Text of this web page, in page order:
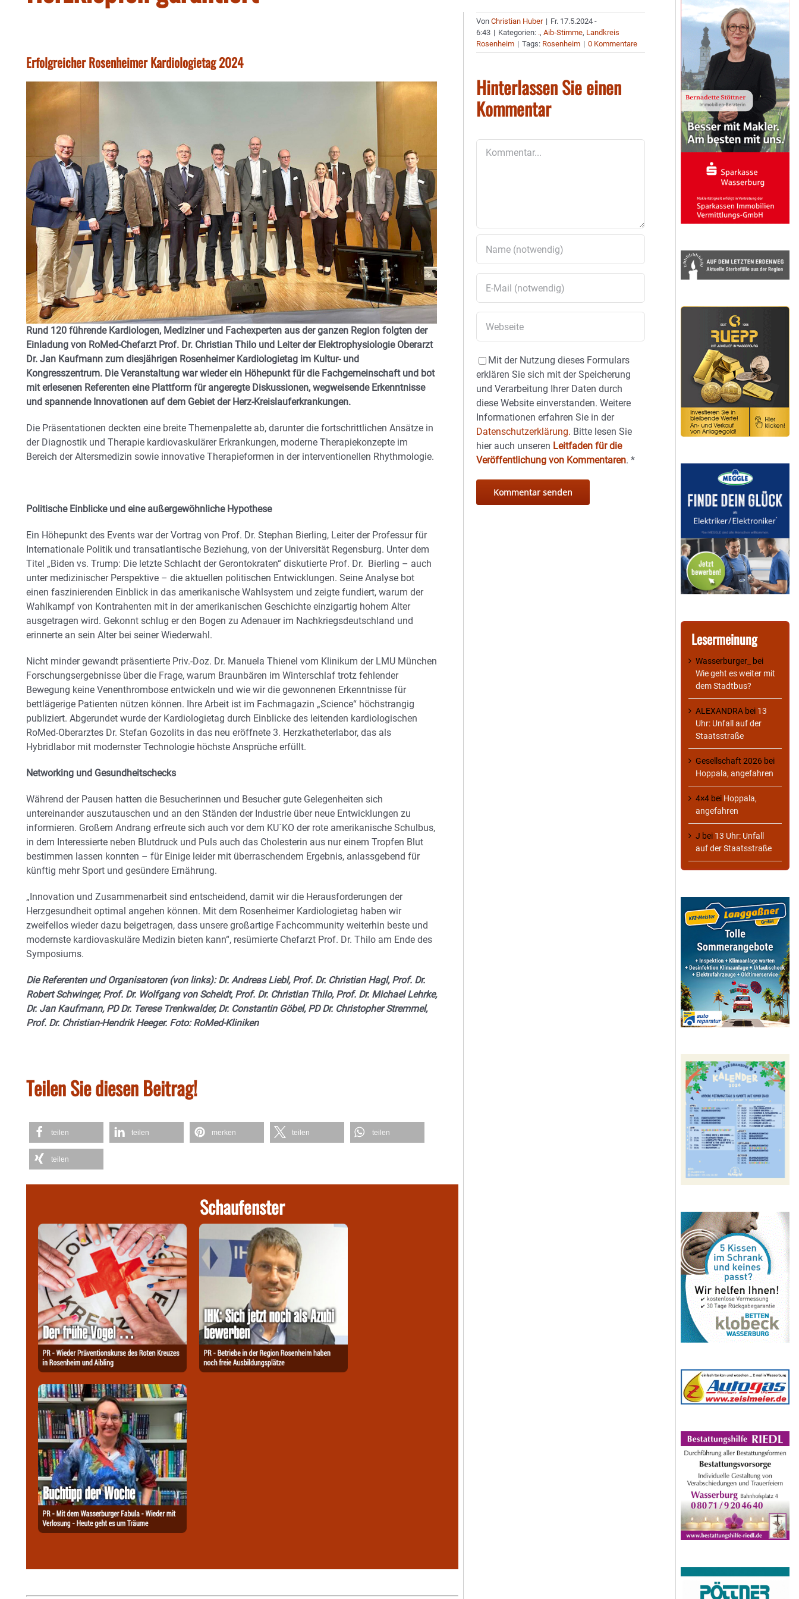
Erfolgreicher Rosenheimer Kardiologietag 2024
Rund 120 führende Kardiologen, Mediziner und Fachexperten aus der ganzen Region folgten der
Einladung von RoMed-Chefarzt Prof. Dr. Christian Thilo und Leiter der Elektrophysiologie Oberarzt
Dr. Jan Kaufmann zum diesjährigen Rosenheimer Kardiologietag im Kultur- und
Kongresszentrum. Die Veranstaltung war wieder ein Höhepunkt für die Fachgemeinschaft und bot
mit erlesenen Referenten eine Plattform für angeregte Diskussionen, wegweisende Erkenntnisse
und spannende Innovationen auf dem Gebiet der Herz-Kreislauferkrankungen.
Die Präsentationen deckten eine breite Themenpalette ab, darunter die fortschrittlichen Ansätze in
der Diagnostik und Therapie kardiovaskulärer Erkrankungen, moderne Therapiekonzepte im
Bereich der Altersmedizin sowie innovative Therapieformen in der interventionellen Rhythmologie.
Politische Einblicke und eine außergewöhnliche Hypothese
Ein Höhepunkt des Events war der Vortrag von Prof. Dr. Stephan Bierling, Leiter der Professur für
Internationale Politik und transatlantische Beziehung, von der Universität Regensburg. Unter dem
Titel „Biden vs. Trump: Die letzte Schlacht der Gerontokraten“ diskutierte Prof. Dr. Bierling – auch
unter medizinischer Perspektive – die aktuellen politischen Entwicklungen. Seine Analyse bot
einen faszinierenden Einblick in das amerikanische Wahlsystem und zeigte fundiert, warum der
Wahlkampf von Kontrahenten mit in der amerikanischen Geschichte einzigartig hohem Alter
ausgetragen wird. Gekonnt schlug er den Bogen zu Adenauer im Nachkriegsdeutschland und
erinnerte an sein Alter bei seiner Wiederwahl.
Nicht minder gewandt präsentierte Priv.-Doz. Dr. Manuela Thienel vom Klinikum der LMU München
Forschungsergebnisse über die Frage, warum Braunbären im Winterschlaf trotz fehlender
Bewegung keine Venenthrombose entwickeln und wie wir die gewonnenen Erkenntnisse für
bettlägerige Patienten nützen können. Ihre Arbeit ist im Fachmagazin „Science“ höchstrangig
publiziert. Abgerundet wurde der Kardiologietag durch Einblicke des leitenden kardiologischen
RoMed-Oberarztes Dr. Stefan Gozolits in das neu eröffnete 3. Herzkatheterlabor, das als
Hybridlabor mit modernster Technologie höchste Ansprüche erfüllt.
Networking und Gesundheitschecks
Während der Pausen hatten die Besucherinnen und Besucher gute Gelegenheiten sich
untereinander auszutauschen und an den Ständen der Industrie über neue Entwicklungen zu
informieren. Großem Andrang erfreute sich auch vor dem KU´KO der rote amerikanische Schulbus,
in dem Interessierte neben Blutdruck und Puls auch das Cholesterin aus nur einem Tropfen Blut
bestimmen lassen konnten – für Einige leider mit überraschendem Ergebnis, anlassgebend für
künftig mehr Sport und gesündere Ernährung.
„Innovation und Zusammenarbeit sind entscheidend, damit wir die Herausforderungen der
Herzgesundheit optimal angehen können. Mit dem Rosenheimer Kardiologietag haben wir
zweifellos wieder dazu beigetragen, dass unsere großartige Fachcommunity weiterhin beste und
modernste kardiovaskuläre Medizin bieten kann“, resümierte Chefarzt Prof. Dr. Thilo am Ende des
Symposiums.
Die Referenten und Organisatoren (von links): Dr. Andreas Liebl, Prof. Dr. Christian Hagl, Prof. Dr.
Robert Schwinger, Prof. Dr. Wolfgang von Scheidt, Prof. Dr. Christian Thilo, Prof. Dr. Michael Lehrke,
Dr. Jan Kaufmann, PD Dr. Terese Trenkwalder, Dr. Constantin Göbel, PD Dr. Christopher Stremmel,
Prof. Dr. Christian-Hendrik Heeger. Foto: RoMed-Kliniken
Teilen Sie diesen Beitrag!
teilen teilen merken teilen teilen
teilen
Schaufenster
VonChristian Huber | Fr. 17.5.2024 -
6:43 | Kategorien: .,Aib-Stimme, Landkreis
Rosenheim | Tags: Rosenheim | 0 Kommentare
Hinterlassen Sie einen
Kommentar
Mit der Nutzung dieses Formulars
erklären Sie sich mit der Speicherung
und Verarbeitung Ihrer Daten durch
diese Website einverstanden. Weitere
Informationen erfahren Sie in der
Datenschutzerklärung. Bitte lesen Sie
hier auch unseren Leitfaden für die
Veröffentlichung von Kommentaren.*
Lesermeinung
Wasserburger_
bei
Wie geht es weiter mit
dem Stadtbus?
ALEXANDRA bei 13
Uhr: Unfall auf der
Staatsstraße
Gesellschaft 2026 bei
Hoppala, angefahren
4×4 bei Hoppala,
angefahren
J bei 13 Uhr: Unfall
auf der Staatsstraße